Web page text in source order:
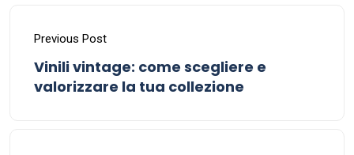
Previous Post
Vinili vintage: come scegliere e
valorizzare la tua collezione